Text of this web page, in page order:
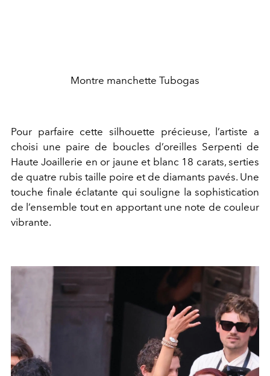
Montre manchette Tubogas
Pour parfaire cette silhouette précieuse, l’artiste a
choisi une paire de boucles d’oreilles Serpenti de
Haute Joaillerie en or jaune et blanc 18 carats, serties
de quatre rubis taille poire et de diamants pavés. Une
touche finale éclatante qui souligne la sophistication
de l’ensemble tout en apportant une note de couleur
vibrante.